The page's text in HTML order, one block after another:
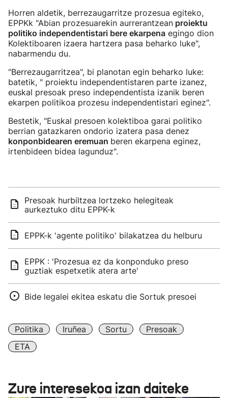
Horren aldetik, berrezaugarritze prozesua egiteko,
EPPKk "Abian prozesuarekin aurrerantzean proiektu
politiko independentistari bere ekarpena egingo dion
Kolektiboaren izaera hartzera pasa beharko luke",
nabarmendu du.
"Berrezaugarritzea", bi planotan egin beharko luke:
batetik, " proiektu independentistaren parte izanez,
euskal presoak preso independentista izanik beren
ekarpen politikoa prozesu independentistari eginez".
Bestetik, "Euskal presoen kolektiboa garai politiko
berrian gatazkaren ondorio izatera pasa denez
konponbidearen eremuan beren ekarpena eginez,
irtenbideen bidea lagunduz".
Presoak hurbiltzea lortzeko helegiteak
aurkeztuko ditu EPPK-k
EPPK-k 'agente politiko' bilakatzea du helburu
EPPK : 'Prozesua ez da konponduko preso
guztiak espetxetik atera arte'
Bide legalei ekitea eskatu die Sortuk presoei
Politika Iruñea Sortu
Presoak
ETA
Zure interesekoa izan daiteke